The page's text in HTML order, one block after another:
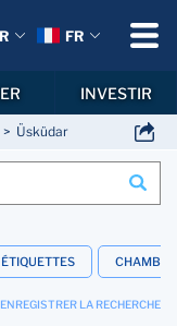
Üsküdar
ÉTIQUETTES
ENREGISTRER LA RECHERCHE
FR
INVESTIR